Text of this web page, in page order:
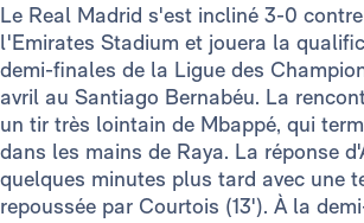
Le Real Madrid s'est incliné 3-0
l'Emirates Stadium et jouera la
demi-finales de la Ligue des
avril au Santiago Bernabéu. La
un tir très lointain de Mbappé, qui
dans les mains de Raya. La réponse
quelques minutes plus tard avec une
repoussée par Courtois (13'). À la